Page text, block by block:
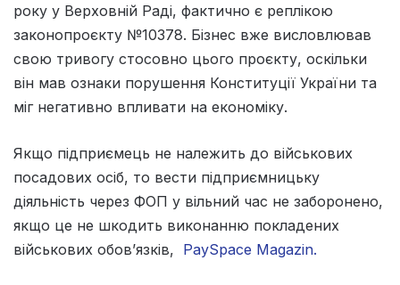
року у Верховній Раді, фактично є реплікою
законопроєкту №10378. Бізнес вже висловлював
свою тривогу стосовно цього проєкту, оскільки
він мав ознаки порушення Конституції України та
міг негативно впливати на економіку.
Якщо підприємець не належить до військових
посадових осіб, то вести підприємницьку
діяльність через ФОП у вільний час не заборонено,
якщо це не шкодить виконанню покладених
військових обов’язків, PaySpace Magazin.